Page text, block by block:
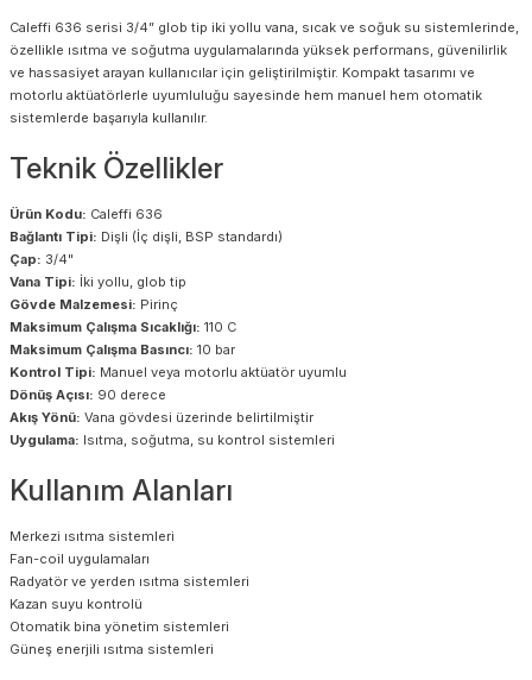
Caleffi 636 serisi 3/4” glob tip iki yollu vana, sıcak ve soğuk su sistemlerinde,
özellikle ısıtma ve soğutma uygulamalarında yüksek performans, güvenilirlik
ve hassasiyet arayan kullanıcılar için geliştirilmiştir. Kompakt tasarımı ve
motorlu aktüatörlerle uyumluluğu sayesinde hem manuel hem otomatik
sistemlerde başarıyla kullanılır.
Teknik Özellikler
Ürün Kodu: Caleffi 636
Bağlantı Tipi: Dişli (İç dişli, BSP standardı)
Çap: 3/4"
Vana Tipi: İki yollu, glob tip
Gövde Malzemesi: Pirinç
Maksimum Çalışma Sıcaklığı: 110 C
Maksimum Çalışma Basıncı: 10 bar
Kontrol Tipi: Manuel veya motorlu aktüatör uyumlu
Dönüş Açısı: 90 derece
Akış Yönü: Vana gövdesi üzerinde belirtilmiştir
Uygulama: Isıtma, soğutma, su kontrol sistemleri
Kullanım Alanları
Merkezi ısıtma sistemleri
Fan-coil uygulamaları
Radyatör ve yerden ısıtma sistemleri
Kazan suyu kontrolü
Otomatik bina yönetim sistemleri
Güneş enerjili ısıtma sistemleri